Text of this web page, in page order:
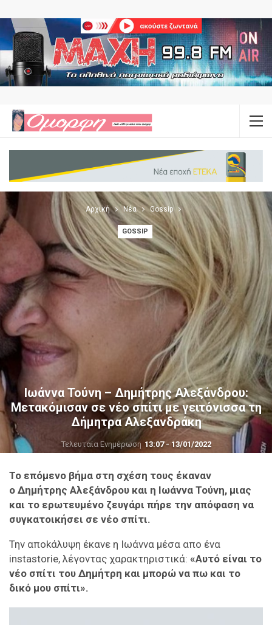
Αρχική Νέα Gossip
GOSSIP
Ιωάννα Τούνη – Δημήτρης Αλεξάνδρου:
Μετακόμισαν σε νέο σπίτι με γειτόνισσα τη
Δήμητρα Αλεξανδράκη
Τελευταία Ενημέρωση 13:07 - 13/01/2022
Το επόμενο βήμα στη σχέση τους έκαναν
ο Δημήτρης Αλεξάνδρου και η Ιωάννα Τούνη, μιας
και το ερωτευμένο ζευγάρι πήρε την απόφαση να
συγκατοικήσει σε νέο σπίτι.
Την αποkάλυψη έκανε η Ιωάννα μέσα απο ένα
instastorie, λέγοντας χαρακτηριστικά: «Αυτό είναι το
νέο σπίτι του Δημήτρη και μπορώ να πω και το
δικό μου σπίτι».